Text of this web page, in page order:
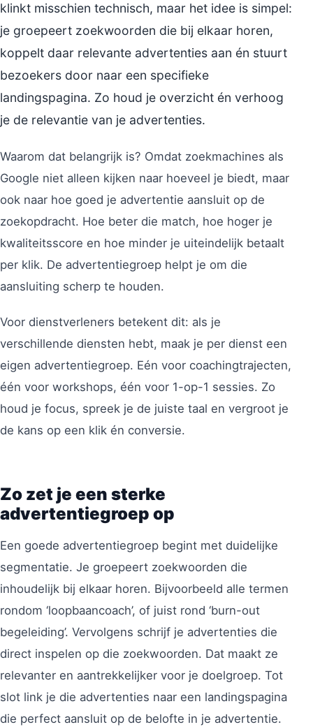
klinkt misschien technisch, maar het idee is simpel:
je groepeert zoekwoorden die bij elkaar horen,
koppelt daar relevante advertenties aan én stuurt
bezoekers door naar een specifieke
landingspagina. Zo houd je overzicht én verhoog
je de relevantie van je advertenties.
Waarom dat belangrijk is? Omdat zoekmachines als
Google niet alleen kijken naar hoeveel je biedt, maar
ook naar hoe goed je advertentie aansluit op de
zoekopdracht. Hoe beter die match, hoe hoger je
kwaliteitsscore en hoe minder je uiteindelijk betaalt
per klik. De advertentiegroep helpt je om die
aansluiting scherp te houden.
Voor dienstverleners betekent dit: als je
verschillende diensten hebt, maak je per dienst een
eigen advertentiegroep. Eén voor coachingtrajecten,
één voor workshops, één voor 1-op-1 sessies. Zo
houd je focus, spreek je de juiste taal en vergroot je
de kans op een klik én conversie.
Zo zet je een sterke
advertentiegroep op
Een goede advertentiegroep begint met duidelijke
segmentatie. Je groepeert zoekwoorden die
inhoudelijk bij elkaar horen. Bijvoorbeeld alle termen
rondom ‘loopbaancoach’, of juist rond ‘burn-out
begeleiding’. Vervolgens schrijf je advertenties die
direct inspelen op die zoekwoorden. Dat maakt ze
relevanter en aantrekkelijker voor je doelgroep. Tot
slot link je die advertenties naar een landingspagina
die perfect aansluit op de belofte in je advertentie.